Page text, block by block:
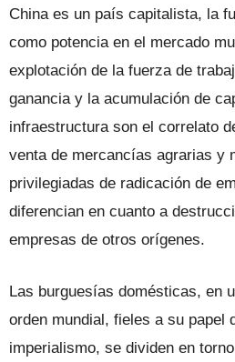
China es un país capitalista, la
como potencia en el mercado
explotación de la fuerza de
ganancia y la acumulación de
infraestructura son el correlato
venta de mercancías agrarias y
privilegiadas de radicación de
diferencian en cuanto a
empresas de otros orígenes.
Las burguesías domésticas, en
orden mundial, fieles a su papel
imperialismo, se dividen en